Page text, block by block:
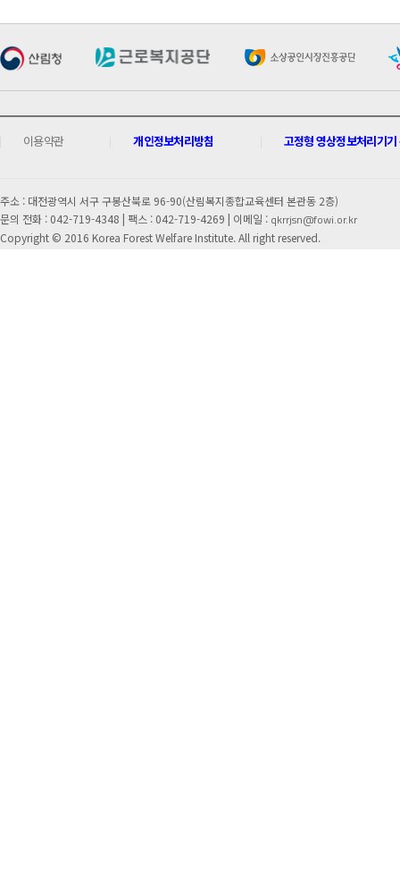
이용약관 개인정보처리방침 고정형 영상정보처리기기
주소 : 대전광역시 서구 구봉산북로 96-90(산림복지종합교육센터 본관동 2층)
문의 전화 : 042-719-4348 | 팩스 : 042-719-4269 | 이메일 : qkrrjsn@fowi.or.kr
Copyright © 2016 Korea Forest Welfare Institute. All right reserved.